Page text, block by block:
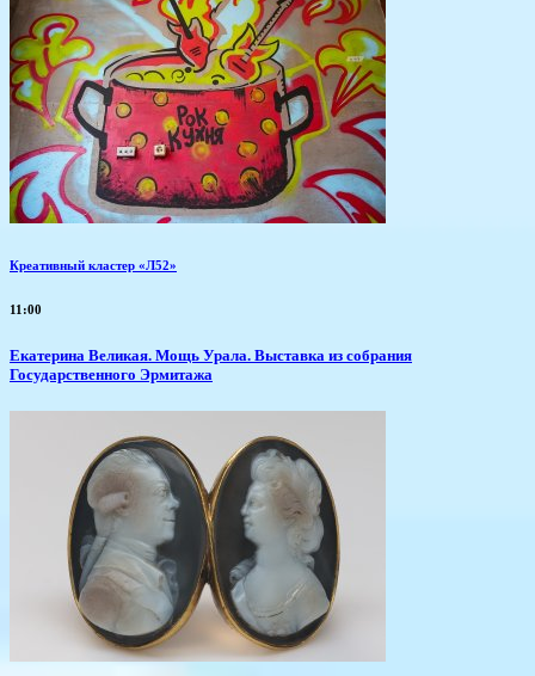
Креативный кластер «Л52»
11:00
​Екатерина Великая. Мощь Урала. Выставка из собрания
Государственного Эрмитажа